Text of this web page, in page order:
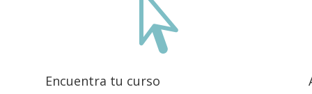

Encuentra tu curso